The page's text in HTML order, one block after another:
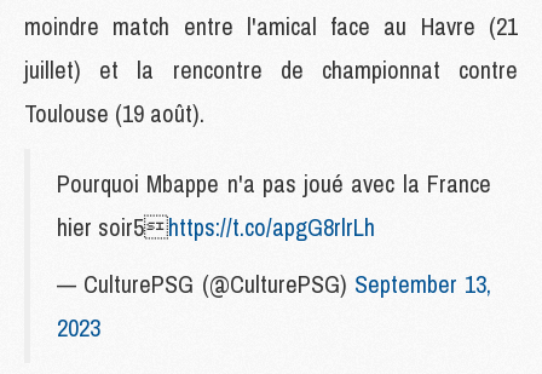
moindre match entre l'amical face au Havre (21
juillet) et la rencontre de championnat contre
Toulouse (19 août).
Pourquoi Mbappe n'a pas joué avec la France
hier soir5https://t.co/apgG8rlrLh
— CulturePSG (@CulturePSG) September 13,
2023